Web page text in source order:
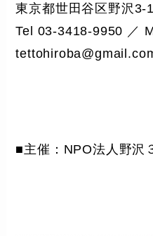
東京都世田谷区野沢3-
Tel 03-3418-9950 ／
■主催：NPO法人野沢